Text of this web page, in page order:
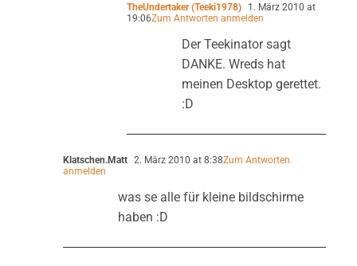
TheUndertaker (Teeki1978)
1. März 2010 at
19:06Zum Antworten anmelden
Der Teekinator sagt
DANKE. Wreds hat
meinen Desktop gerettet.
:D
Klatschen.Matt 2. März 2010 at 8:38Zum Antworten
anmelden
was se alle für kleine bildschirme
haben :D